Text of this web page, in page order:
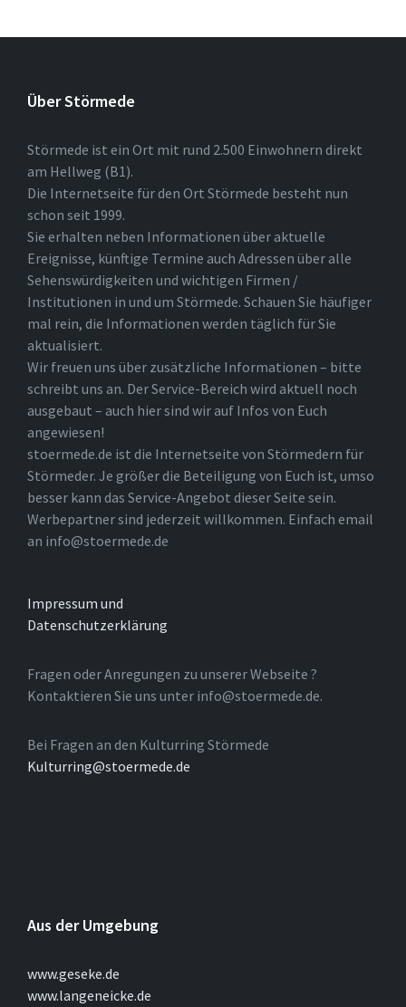
Über Störmede
Störmede ist ein Ort mit rund 2.500 Einwohnern direkt
am Hellweg (B1).
Die Internetseite für den Ort Störmede besteht nun
schon seit 1999.
Sie erhalten neben Informationen über aktuelle
Ereignisse, künftige Termine auch Adressen über alle
Sehenswürdigkeiten und wichtigen Firmen /
Institutionen in und um Störmede. Schauen Sie häufiger
mal rein, die Informationen werden täglich für Sie
aktualisiert.
Wir freuen uns über zusätzliche Informationen – bitte
schreibt uns an. Der Service-Bereich wird aktuell noch
ausgebaut – auch hier sind wir auf Infos von Euch
angewiesen!
stoermede.de ist die Internetseite von Störmedern für
Störmeder. Je größer die Beteiligung von Euch ist, umso
besser kann das Service-Angebot dieser Seite sein.
Werbepartner sind jederzeit willkommen. Einfach email
an info@stoermede.de
Impressum und
Datenschutzerklärung
Fragen oder Anregungen zu unserer Webseite ?
Kontaktieren Sie uns unter info@stoermede.de.
Bei Fragen an den Kulturring Störmede
Kulturring@stoermede.de
Aus der Umgebung
www.geseke.de
www.langeneicke.de